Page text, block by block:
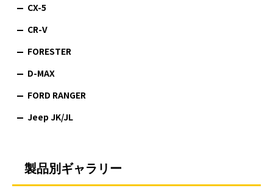
CX-5
CR-V
FORESTER
D-MAX
FORD RANGER
Jeep JK/JL
製品別ギャラリー